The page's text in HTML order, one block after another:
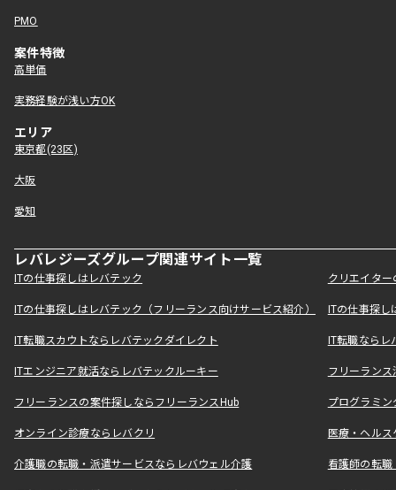
PMO
案件特徴
高単価
実務経験が浅い方OK
エリア
東京都(23区)
大阪
愛知
レバレジーズグループ関連サイト一覧
ITの仕事探しはレバテック クリエイタ
ITの仕事探しはレバテック（フリーランス向けサービス紹介） ITの仕事探
IT転職スカウトならレバテックダイレクト IT転職なら
ITエンジニア就活ならレバテックルーキー フリーラン
フリーランスの案件探しならフリーランスHub プログラミ
オンライン診療ならレバクリ 医療・ヘル
介護職の転職・派遣サービスならレバウェル介護 看護師の転